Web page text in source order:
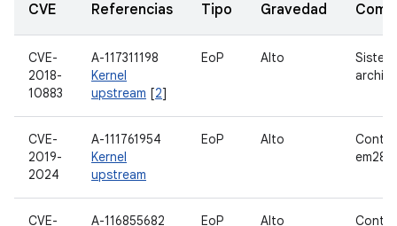
CVE Referencias Tipo Gravedad
CVE-
2018-
10883
A-117311198
Kernel
upstream [2]
EoP Alto
CVE-
2019-
2024
A-111761954
Kernel
upstream
EoP Alto
CVE-
A-116855682
EoP Alto